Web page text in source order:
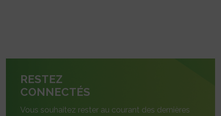
RESTEZ
CONNECTÉS
Vous souhaitez rester au courant des dernières